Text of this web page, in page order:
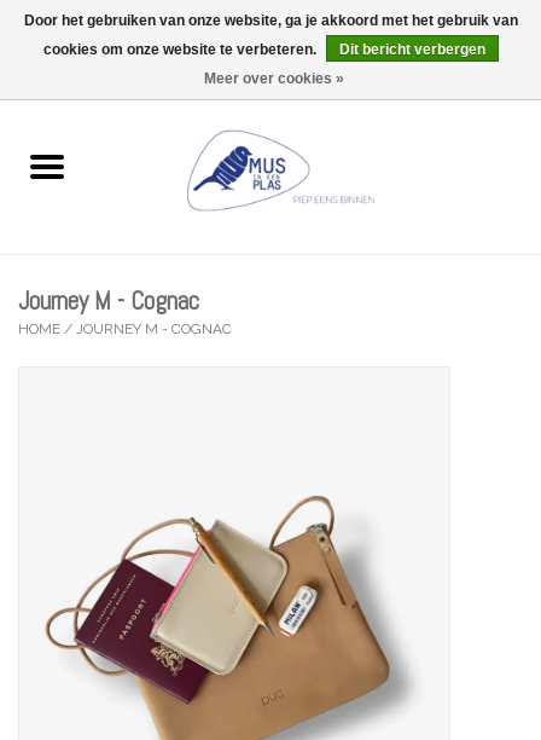
0 Artikelen - €0,00
Wenskaarten
Lifestyle
Koopjes
Journey M - Cognac
HOME / JOURNEY M - COGNAC
Door het gebruiken van onze website, ga je akkoord met het gebruik van
cookies om onze website te verbeteren.
Dit bericht verbergen
Meer over cookies »
Wij zijn uitzonderlijk gesloten op Do 13/08